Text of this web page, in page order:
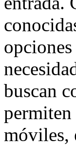
buscan
permiten
móviles,